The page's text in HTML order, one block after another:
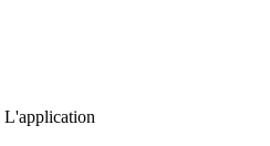
L'application